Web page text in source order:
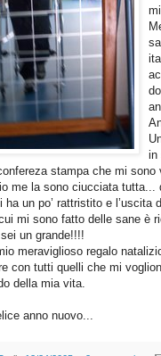
in
stampa che mi sono
me la sono ciucciata
ha un po’ rattristito e
mi sono fatto delle sane è
un grande!!!!
meraviglioso regalo
con tutti quelli che mi
della mia vita.
anno nuovo...